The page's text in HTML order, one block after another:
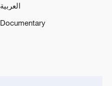
العربية
Documentary